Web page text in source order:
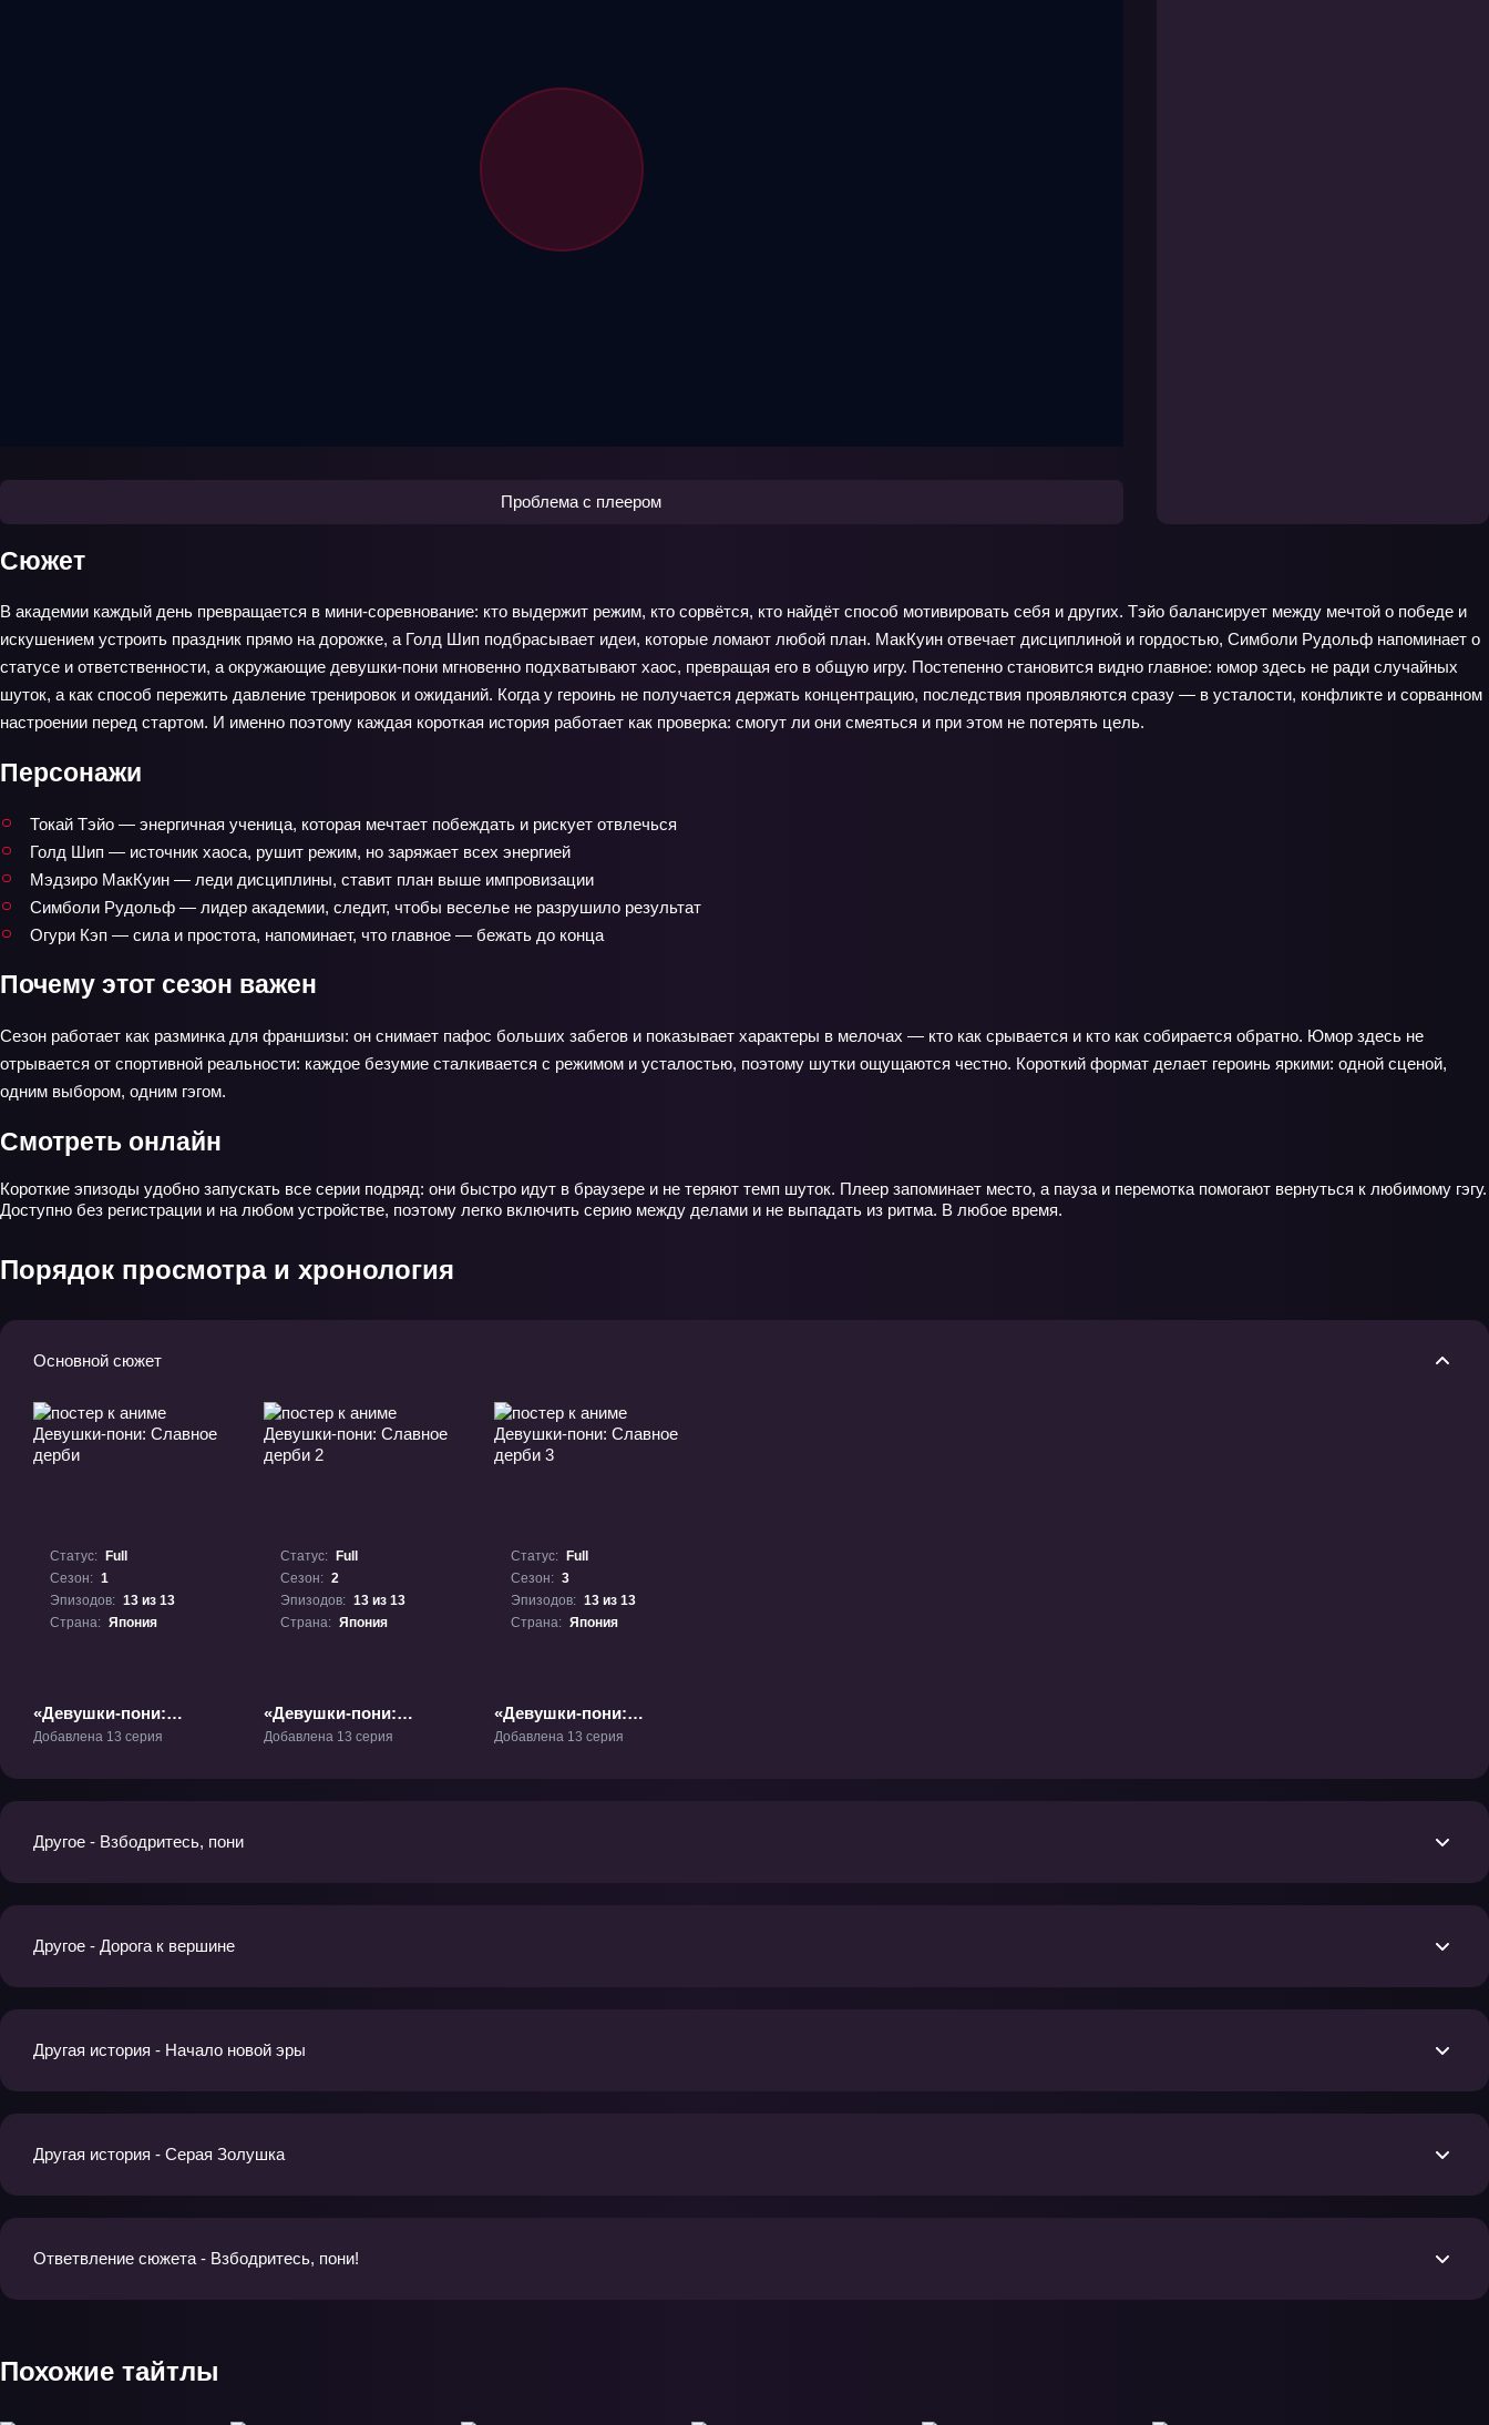
Проблема с плеером
Сюжет
В академии каждый день превращается в мини‑соревнование: кто выдержит режим, кто сорвётся, кто найдёт способ мотивировать себя и других. Тэйо балансирует между мечтой о победе и
искушением устроить праздник прямо на дорожке, а Голд Шип подбрасывает идеи, которые ломают любой план. МакКуин отвечает дисциплиной и гордостью, Симболи Рудольф напоминает о
статусе и ответственности, а окружающие девушки‑пони мгновенно подхватывают хаос, превращая его в общую игру. Постепенно становится видно главное: юмор здесь не ради случайных
шуток, а как способ пережить давление тренировок и ожиданий. Когда у героинь не получается держать концентрацию, последствия проявляются сразу — в усталости, конфликте и сорванном
настроении перед стартом. И именно поэтому каждая короткая история работает как проверка: смогут ли они смеяться и при этом не потерять цель.
Персонажи
Токай Тэйо — энергичная ученица, которая мечтает побеждать и рискует отвлечься
Голд Шип — источник хаоса, рушит режим, но заряжает всех энергией
Мэдзиро МакКуин — леди дисциплины, ставит план выше импровизации
Симболи Рудольф — лидер академии, следит, чтобы веселье не разрушило результат
Огури Кэп — сила и простота, напоминает, что главное — бежать до конца
Почему этот сезон важен
Сезон работает как разминка для франшизы: он снимает пафос больших забегов и показывает характеры в мелочах — кто как срывается и кто как собирается обратно. Юмор здесь не
отрывается от спортивной реальности: каждое безумие сталкивается с режимом и усталостью, поэтому шутки ощущаются честно. Короткий формат делает героинь яркими: одной сценой,
одним выбором, одним гэгом.
Смотреть онлайн
Короткие эпизоды удобно запускать все серии подряд: они быстро идут в браузере и не теряют темп шуток. Плеер запоминает место, а пауза и перемотка помогают вернуться к любимому гэгу.
Доступно без регистрации и на любом устройстве, поэтому легко включить серию между делами и не выпадать из ритма. В любое время.
Порядок просмотра и хронология
Основной сюжет
Статус:
Full
Сезон: 1
Эпизодов: 13 из 13
Страна: Япония
«Девушки-пони:
Славное дерби» ТВ-1
Добавлена 13 серия
Статус:
Full
Сезон: 2
Эпизодов: 13 из 13
Страна: Япония
«Девушки-пони:
Славное дерби 2» ТВ-2
Добавлена 13 серия
Статус:
Full
Сезон: 3
Эпизодов: 13 из 13
Страна: Япония
«Девушки-пони:
Славное дерби 3» ТВ-3
Добавлена 13 серия
Другое - Взбодритесь, пони
Другое - Дорога к вершине
Другая история - Начало новой эры
Другая история - Серая Золушка
Ответвление сюжета - Взбодритесь, пони!
Похожие тайтлы